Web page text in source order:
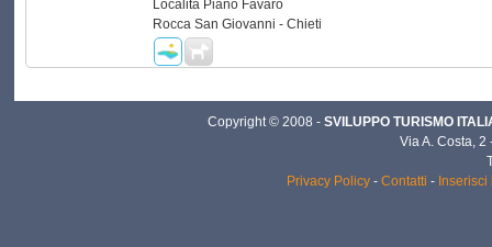
Località Piano Favaro
Rocca San Giovanni - Chieti
Copyright © 2008 - SVILUPPO TURISMO
Via A. Costa,
Privacy Policy - Contatti -